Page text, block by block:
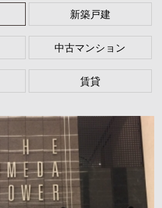
新築戸建
中古マンション
賃貸